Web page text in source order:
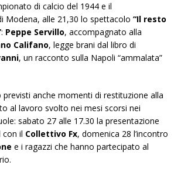
di calcio del 1944 e il
Modena, alle 21,30 lo spettacolo “Il resto
: Peppe Servillo, accompagnato alla
Califano, legge brani dal libro di
, un racconto sulla Napoli “ammalata”
previsti anche momenti di restituzione alla
al lavoro svolto nei mesi scorsi nei
sabato 27 alle 17.30 la presentazione
con il Collettivo Fx, domenica 28 l’incontro
e i ragazzi che hanno partecipato al